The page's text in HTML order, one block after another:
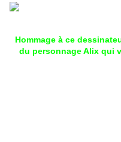
Hommage à ce
du personnage Alix qui